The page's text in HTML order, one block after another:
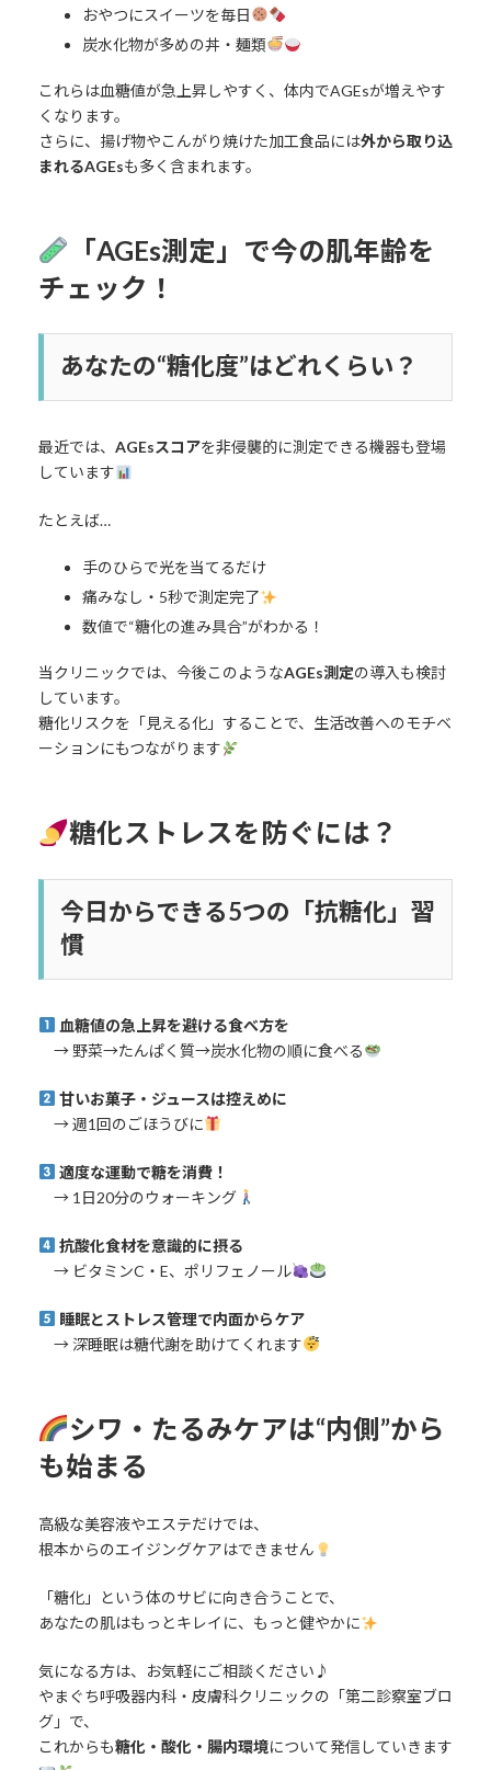
おやつにスイーツを毎日
炭水化物が多めの丼・麺類
これらは血糖値が急上昇しやすく、体内でAGEsが増えやす
くなります。
さらに、揚げ物やこんがり焼けた加工食品には外から取り込
まれるAGEsも多く含まれます。
「AGEs測定」で今の肌年齢を
チェック！
あなたの“糖化度”はどれくらい？
最近では、 AGEsスコアを非侵襲的に測定できる機器も登場
しています
たとえば…
手のひらで光を当てるだけ
痛みなし・5秒で測定完了
数値で“糖化の進み具合”がわかる！
当クリニックでは、今後このようなAGEs測定の導入も検討
しています。
糖化リスクを「見える化」することで、生活改善へのモチベ
ーションにもつながります
糖化ストレスを防ぐには？
今日からできる5つの「抗糖化」習
慣
血糖値の急上昇を避ける食べ方を
→ 野菜→たんぱく質→炭水化物の順に食べる
甘いお菓子・ジュースは控えめに
→ 週1回のごほうびに
適度な運動で糖を消費！
→ 1日20分のウォーキング
抗酸化食材を意識的に摂る
→ ビタミンC・E、ポリフェノール
睡眠とストレス管理で内面からケア
→ 深睡眠は糖代謝を助けてくれます
シワ・たるみケアは“内側”から
も始まる
高級な美容液やエステだけでは、
根本からのエイジングケアはできません
「糖化」という体のサビに向き合うことで、
あなたの肌はもっとキレイに、もっと健やかに
気になる方は、お気軽にご相談ください♪
やまぐち呼吸器内科・皮膚科クリニックの「第二診察室ブロ
グ」で、
これからも糖化・酸化・腸内環境について発信していきます